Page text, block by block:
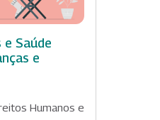
e Saúde
e
Humanos e